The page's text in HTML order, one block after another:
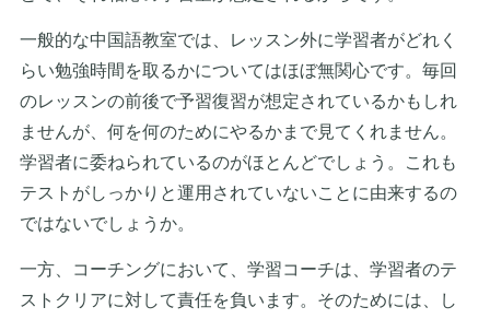
一般的な中国語教室では、レッスン外に学習者がどれく
らい勉強時間を取るかについてはほぼ無関心です。毎回
のレッスンの前後で予習復習が想定されているかもしれ
ませんが、何を何のためにやるかまで見てくれません。
学習者に委ねられているのがほとんどでしょう。これも
テストがしっかりと運用されていないことに由来するの
ではないでしょうか。
一方、コーチングにおいて、学習コーチは、学習者のテ
ストクリアに対して責任を負います。そのためには、し